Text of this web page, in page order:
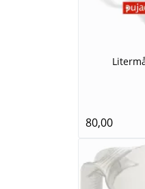
80,00